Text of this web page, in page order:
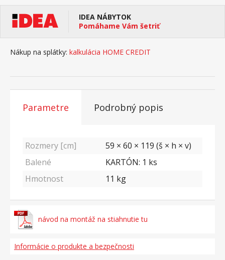
IDEA NÁBYTOK
Pomáhame Vám šetriť
Nákup na splátky: kalkulácia HOME CREDIT
Parametre Podrobný popis
Rozmery [cm]
59 × 60 × 119 (š × h × v)
Balené
KARTÓN: 1 ks
Hmotnost
11 kg
návod na montáž na stiahnutie tu
Informácie o produkte a bezpečnosti